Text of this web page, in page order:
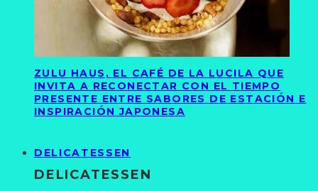
ZULU HAUS, EL CAFÉ DE LA LUCILA QUE
INVITA A RECONECTAR CON EL TIEMPO
PRESENTE ENTRE SABORES DE ESTACIÓN E
INSPIRACIÓN JAPONESA
DELICATESSEN
DELICATESSEN